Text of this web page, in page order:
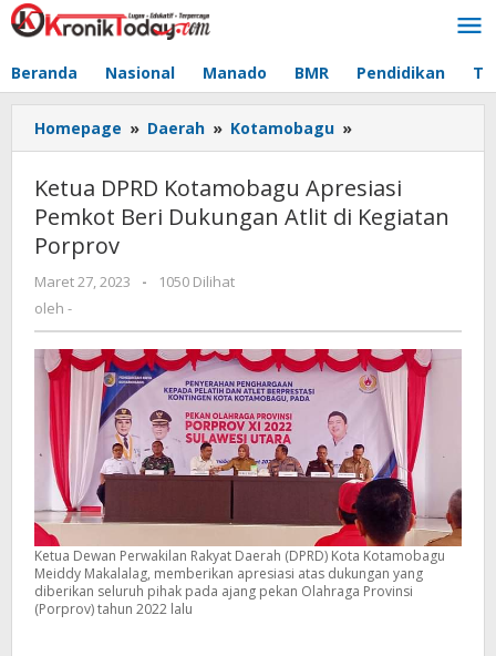
Lewati
ke
Beranda Nasional Manado BMR Pendidikan
Homepage » Daerah » Kotamobagu »
DPRD
Apresiasi
Pemkot
Kegiatan
Porprov
Ketua DPRD Kotamobagu Apresiasi
Pemkot Beri Dukungan Atlit di Kegiatan
Porprov
Maret 27, 2023
oleh
-
1050 Dilihat
oleh -
Ketua Dewan Perwakilan Rakyat Daerah (DPRD) Kota Kotamobagu
Meiddy Makalalag, memberikan apresiasi atas dukungan yang
diberikan seluruh pihak pada ajang pekan Olahraga Provinsi
(Porprov) tahun 2022 lalu